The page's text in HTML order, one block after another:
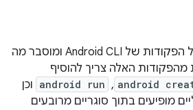
בקטע הזה מפורטות כל הפקודות של Android CLI ומוסבר מה
מהפקודות האלה צריך להוסיף
android
,
android run וכן
מופיעים בתוך סוגריים מרובעים